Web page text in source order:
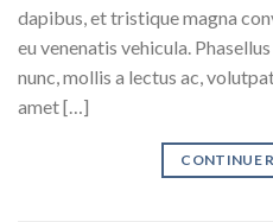
dapibus, et tristique magna
eu venenatis vehicula.
nunc, mollis a lectus ac,
amet […]
CONTINUE